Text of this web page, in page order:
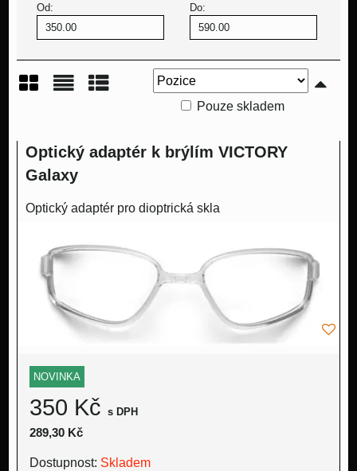
Od: Do:
Pouze skladem
Optický adaptér k brýlím VICTORY
Galaxy
Optický adaptér pro dioptrická skla
NOVINKA
350 Kč s DPH
289,30 Kč
Dostupnost: Skladem